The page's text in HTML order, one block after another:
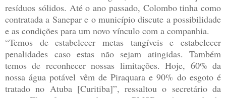
resíduos sólidos. Até o ano passado, Colombo tinha como
contratada a Sanepar e o município discute a possibilidade
e as condições para um novo vínculo com a companhia.
“Temos de estabelecer metas tangíveis e estabelecer
penalidades caso estas não sejam atingidas. Também
temos de reconhecer nossas limitações. Hoje, 60% da
nossa água potável vêm de Piraquara e 90% do esgoto é
tratado no Atuba [Curitiba]”, ressaltou o secretário da